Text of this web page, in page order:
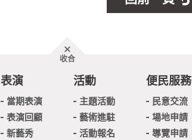
收合胖
尾
表演
當期表演
表演回顧
新藝秀
活動
主題活動
藝術進駐
活動報名
便民服務
民意交流
場地申請
導覽申請